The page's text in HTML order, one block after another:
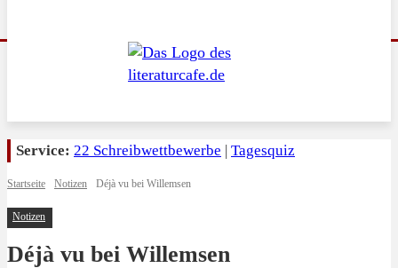
Service: 22 Schreibwettbewerbe | Tagesquiz
Startseite Notizen Déjà vu bei Willemsen
Notizen
Déjà vu bei Willemsen